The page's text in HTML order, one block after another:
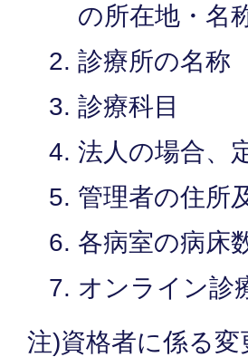
の所在地・名
診療所の名称
診療科目
法人の場合、
管理者の住所
各病室の病床
オンライン診
注)資格者に係る